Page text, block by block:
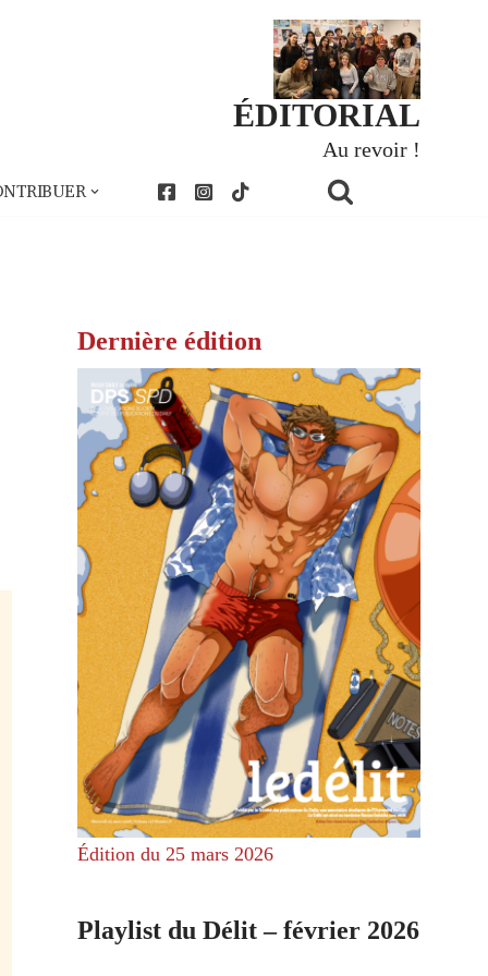
ÉDITORIAL
Au revoir !
Dernière édition
Édition du 25 mars 2026
Playlist du Délit – février 2026